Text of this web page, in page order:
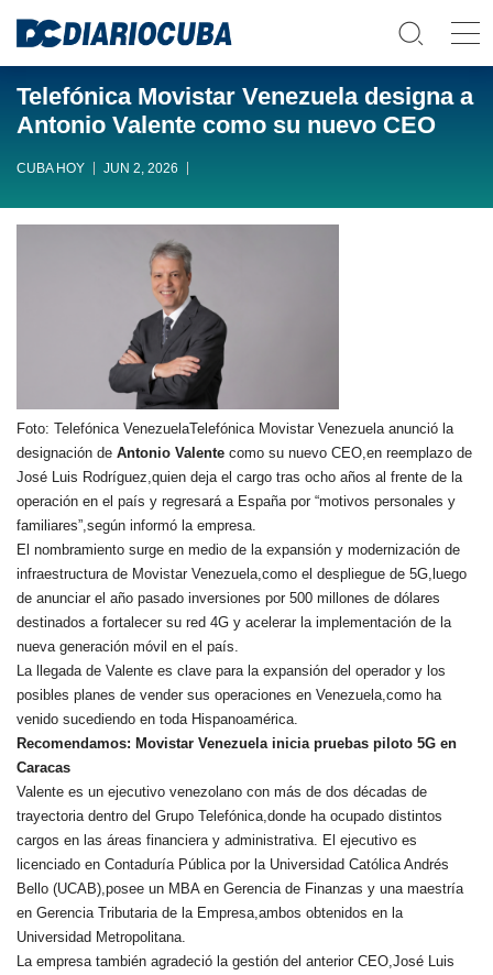
Telefónica Movistar Venezuela designa a
Antonio Valente como su nuevo CEO
CUBA HOY JUN 2, 2026
Foto: Telefónica VenezuelaTelefónica Movistar Venezuela anunció la
designación de Antonio Valente como su nuevo CEO,en reemplazo de
José Luis Rodríguez,quien deja el cargo tras ocho años al frente de la
operación en el país y regresará a España por “motivos personales y
familiares”,según informó la empresa.
El nombramiento surge en medio de la expansión y modernización de
infraestructura de Movistar Venezuela,como el despliegue de 5G,luego
de anunciar el año pasado inversiones por 500 millones de dólares
destinados a fortalecer su red 4G y acelerar la implementación de la
nueva generación móvil en el país.
La llegada de Valente es clave para la expansión del operador y los
posibles planes de vender sus operaciones en Venezuela,como ha
venido sucediendo en toda Hispanoamérica.
Recomendamos: Movistar Venezuela inicia pruebas piloto 5G en
Caracas
Valente es un ejecutivo venezolano con más de dos décadas de
trayectoria dentro del Grupo Telefónica,donde ha ocupado distintos
cargos en las áreas financiera y administrativa. El ejecutivo es
licenciado en Contaduría Pública por la Universidad Católica Andrés
Bello (UCAB),posee un MBA en Gerencia de Finanzas y una maestría
en Gerencia Tributaria de la Empresa,ambos obtenidos en la
Universidad Metropolitana.
La empresa también agradeció la gestión del anterior CEO,José Luis